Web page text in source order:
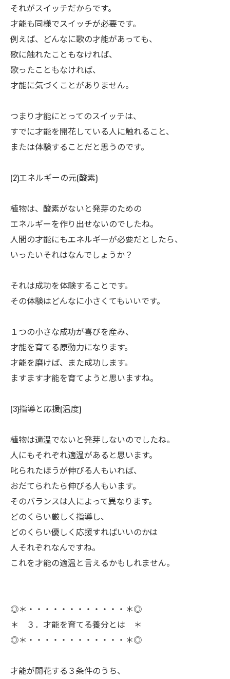
それがスイッチだからです。
才能も同様でスイッチが必要です。
例えば、どんなに歌の才能があっても、
歌に触れたこともなければ、
歌ったこともなければ、
才能に気づくことがありません。
ㅤつまり才能にとってのスイッチは、
すでに才能を開花している人に触れること、
または体験することだと思うのです。
(2)エネルギーの元(酸素)
ㅤ植物は、酸素がないと発芽のための
エネルギーを作り出せないのでしたね。
人間の才能にもエネルギーが必要だとしたら、
いったいそれはなんでしょうか？
ㅤそれは成功を体験することです。
その体験はどんなに小さくてもいいです。
ㅤ１つの小さな成功が喜びを産み、
才能を育てる原動力になります。
才能を磨けば、また成功します。
ますます才能を育てようと思いますね。
(3)指導と応援(温度)
ㅤ植物は適温でないと発芽しないのでしたね。
人にもそれぞれ適温があると思います。
叱られたほうが伸びる人もいれば、
おだてられたら伸びる人もいます。
そのバランスは人によって異なります。
どのくらい厳しく指導し、
どのくらい優しく応援すればいいのかは
人それぞれなんですね。
これを才能の適温と言えるかもしれません。
◎＊・・・・・・・・・・・・＊◎
＊ ３．才能を育てる養分とは ＊
◎＊・・・・・・・・・・・・＊◎
ㅤ才能が開花する３条件のうち、